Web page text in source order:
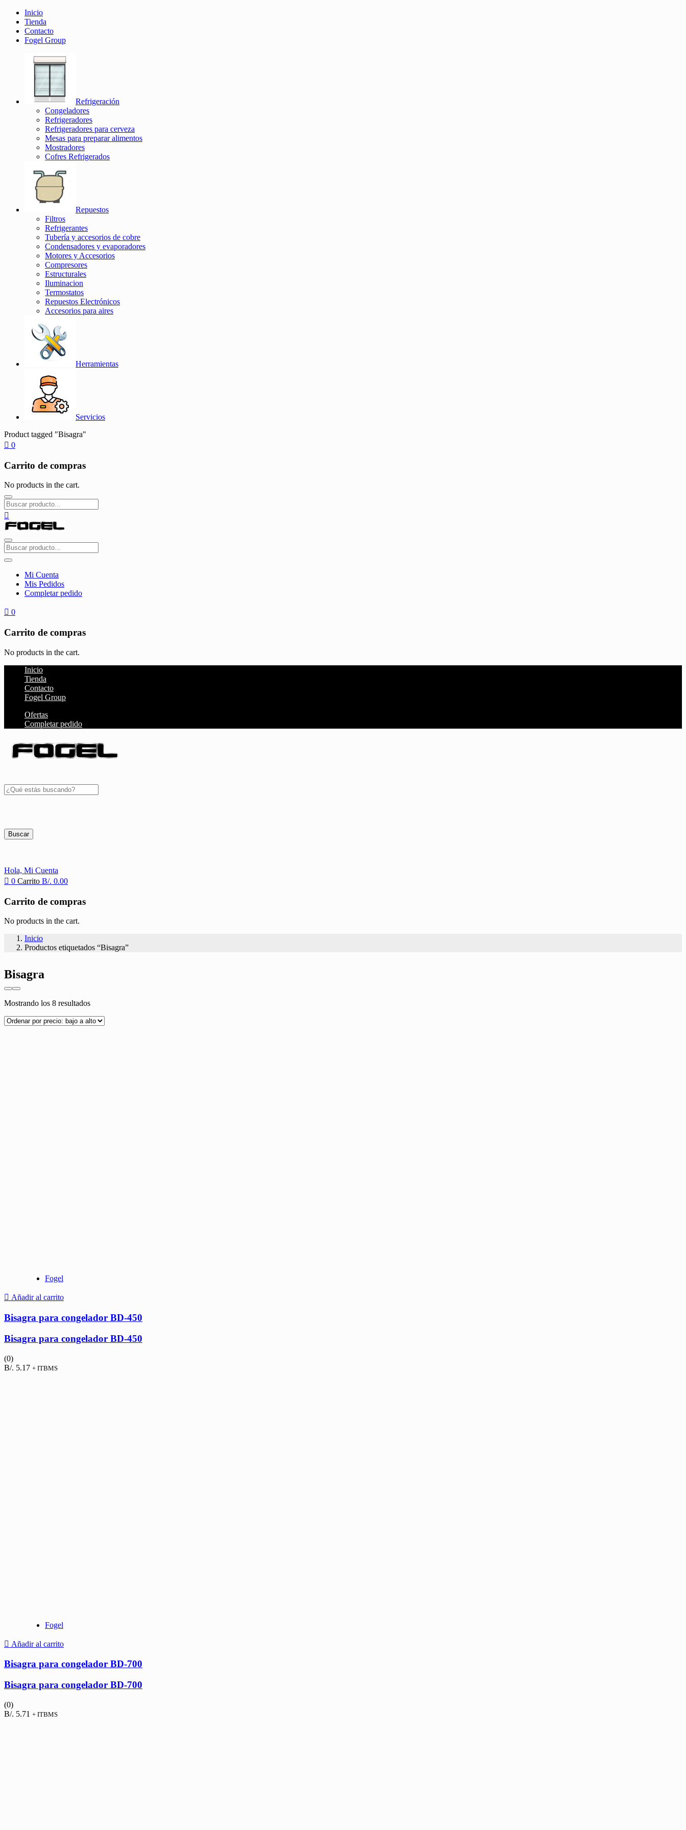
Inicio
Tienda
Contacto
Fogel Group
Refrigeración
Congeladores
Refrigeradores
Refrigeradores para cerveza
Mesas para preparar alimentos
Mostradores
Cofres Refrigerados
Repuestos
Filtros
Refrigerantes
Tubería y accesorios de cobre
Condensadores y evaporadores
Motores y Accesorios
Compresores
Estructurales
Iluminacion
Termostatos
Repuestos Electrónicos
Accesorios para aires
Herramientas
Servicios
Product tagged "Bisagra"
0
Carrito de compras
No products in the cart.
Mi Cuenta
Mis Pedidos
Completar pedido
0
Carrito de compras
No products in the cart.
Inicio
Tienda
Contacto
Fogel Group
Ofertas
Completar pedido
Buscar
Hola, Mi Cuenta
0 Carrito B/. 0.00
Carrito de compras
No products in the cart.
Inicio
Productos etiquetados “Bisagra”
Bisagra
Mostrando los 8 resultadosOrdenado
precio:
Fogel
Añadir al carrito
Bisagra para congelador BD-450
Bisagra para congelador BD-450
(0)
B/. 5.17 + ITBMS
Fogel
Añadir al carrito
Bisagra para congelador BD-700
Bisagra para congelador BD-700
(0)
B/. 5.71 + ITBMS